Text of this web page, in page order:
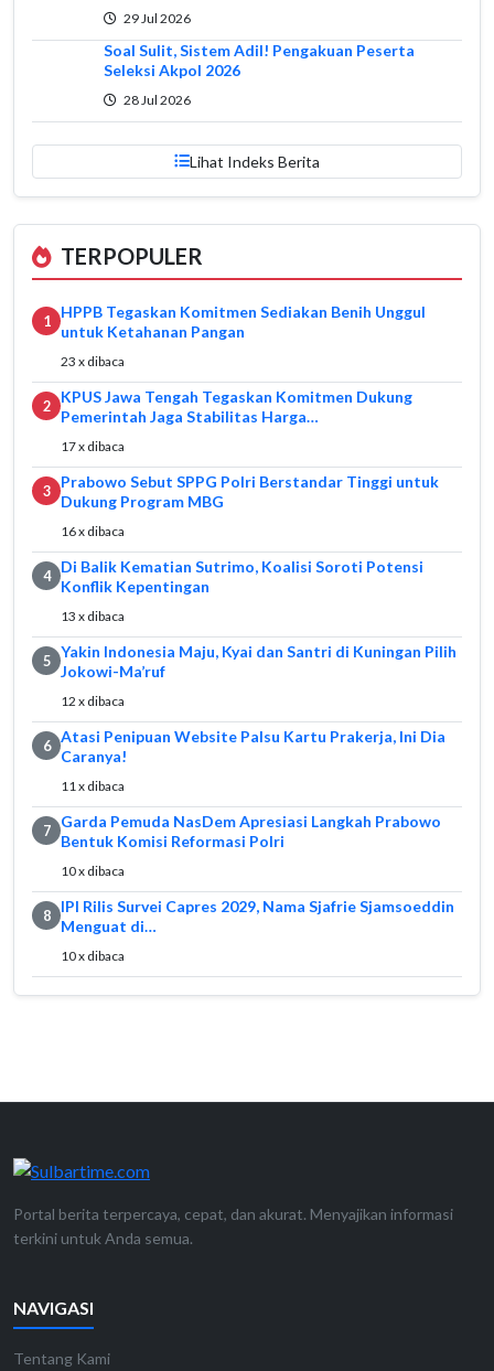
29 Jul 2026
Soal Sulit, Sistem Adil! Pengakuan Peserta
Seleksi Akpol 2026
28 Jul 2026
Lihat Indeks Berita
TERPOPULER
1
HPPB Tegaskan Komitmen Sediakan Benih Unggul
untuk Ketahanan Pangan
23 x dibaca
2
KPUS Jawa Tengah Tegaskan Komitmen Dukung
Pemerintah Jaga Stabilitas Harga…
17 x dibaca
3
Prabowo Sebut SPPG Polri Berstandar Tinggi untuk
Dukung Program MBG
16 x dibaca
4
Di Balik Kematian Sutrimo, Koalisi Soroti Potensi
Konflik Kepentingan
13 x dibaca
5 Yakin Indonesia Maju, Kyai dan Santri di Kuningan Pilih
Jokowi-Ma’ruf
12 x dibaca
6 Atasi Penipuan Website Palsu Kartu Prakerja, Ini Dia
Caranya!
11 x dibaca
7
Garda Pemuda NasDem Apresiasi Langkah Prabowo
Bentuk Komisi Reformasi Polri
10 x dibaca
8
IPI Rilis Survei Capres 2029, Nama Sjafrie Sjamsoeddin
Menguat di…
10 x dibaca
Portal berita terpercaya, cepat, dan akurat. Menyajikan informasi
terkini untuk Anda semua.
NAVIGASI
Tentang Kami